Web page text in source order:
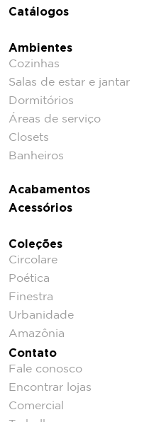
Catálogos
Ambientes
Cozinhas
Salas de estar e jantar
Dormitórios
Áreas de serviço
Closets
Banheiros
Acabamentos
Acessórios
Coleções
Circolare
Poética
Finestra
Urbanidade
Amazônia
Contato
Fale conosco
Encontrar lojas
Comercial